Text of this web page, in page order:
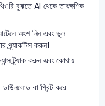
বুঝতে AI থেকে তাৎক্ষণিক
অংশ নিন এবং ভুল
করুন।
ট্র্যাক করুন এবং কোথায়
বা প্রিন্ট করে